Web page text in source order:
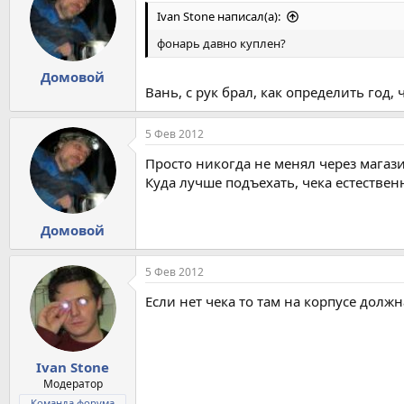
Домовой
Ivan Stone написал(а):
фонарь давно куплен?
Вань, с рук брал, как определить год,
Домовой
5 Фев 2012
Просто никогда не менял через
Куда лучше подъехать, чека
Ivan Stone
Модератор
5 Фев 2012
Если нет чека то там на корпусе